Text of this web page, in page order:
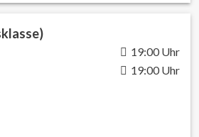
19:00 Uhr
19:00 Uhr